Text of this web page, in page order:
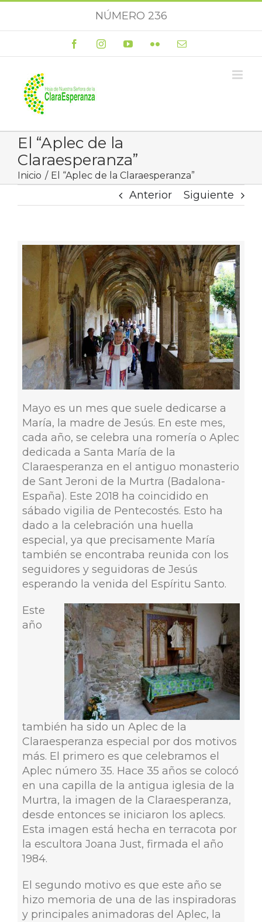
NÚMERO 236
FacebookInstagramYouTubeFlickr Correo
El “Aplec de la
Claraesperanza”
Inicio El “Aplec de la Claraesperanza”
Anterior Siguiente
Mayo es un mes que suele dedicarse a
María, la madre de Jesús. En este mes,
cada año, se celebra una romería o Aplec
dedicada a Santa María de la
Claraesperanza en el antiguo monasterio
de Sant Jeroni de la Murtra (Badalona-
España). Este 2018 ha coincidido en
sábado vigilia de Pentecostés. Esto ha
dado a la celebración una huella
especial, ya que precisamente María
también se encontraba reunida con los
seguidores y seguidoras de Jesús
esperando la venida del Espíritu Santo.
Este
año
también ha sido un Aplec de la
Claraesperanza especial por dos motivos
más. El primero es que celebramos el
Aplec número 35. Hace 35 años se colocó
en una capilla de la antigua iglesia de la
Murtra, la imagen de la Claraesperanza,
desde entonces se iniciaron los aplecs.
Esta imagen está hecha en terracota por
la escultora Joana Just, firmada el año
1984.
El segundo motivo es que este año se
hizo memoria de una de las inspiradoras
y principales animadoras del Aplec, la